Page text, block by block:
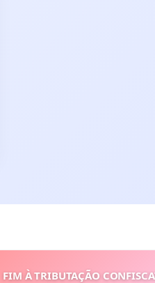
FIM À TRIBUTAÇÃO